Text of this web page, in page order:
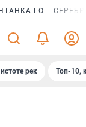
ГО
рек Топ-10,